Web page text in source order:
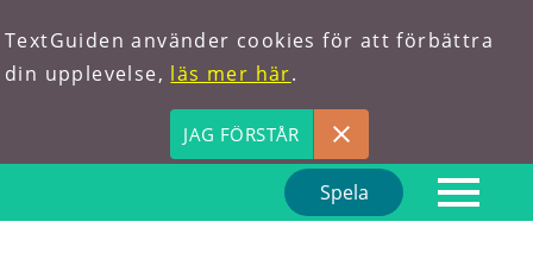
TextGuiden använder cookies för att förbättra
din upplevelse, läs mer här.
JAG FÖRSTÅR
Spela